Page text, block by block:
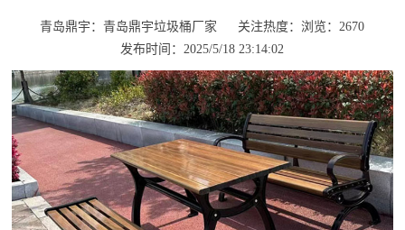
青岛鼎宇：青岛鼎宇垃圾桶厂家
关注热度：浏览：2670
发布时间：2025/5/18 23:14:02